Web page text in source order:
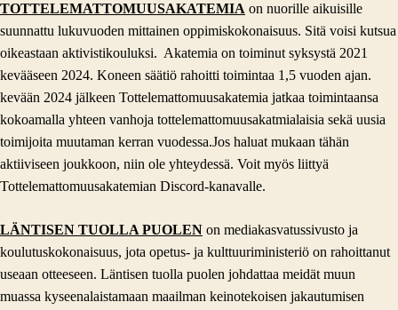
TOTTELEMATTOMUUSAKATEMIA on nuorille aikuisille
suunnattu lukuvuoden mittainen oppimiskokonaisuus. Sitä voisi kutsua
oikeastaan aktivistikouluksi. Akatemia on toiminut syksystä 2021
kevääseen 2024. Koneen säätiö rahoitti toimintaa 1,5 vuoden ajan.
kevään 2024 jälkeen Tottelemattomuusakatemia jatkaa toimintaansa
kokoamalla yhteen vanhoja tottelemattomuusakatmialaisia sekä uusia
toimijoita muutaman kerran vuodessa.Jos haluat mukaan tähän
aktiiviseen joukkoon, niin ole yhteydessä. Voit myös liittyä
Tottelemattomuusakatemian Discord-kanavalle.
LÄNTISEN TUOLLA PUOLEN on mediakasvatussivusto ja
koulutuskokonaisuus, jota opetus- ja kulttuuriministeriö on rahoittanut
useaan otteeseen. Läntisen tuolla puolen johdattaa meidät muun
muassa kyseenalaistamaan maailman keinotekoisen jakautumisen